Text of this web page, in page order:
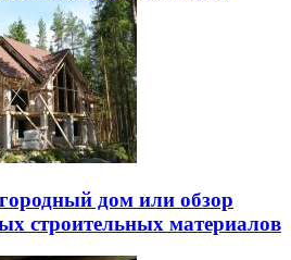
дом или обзор
строительных материалов